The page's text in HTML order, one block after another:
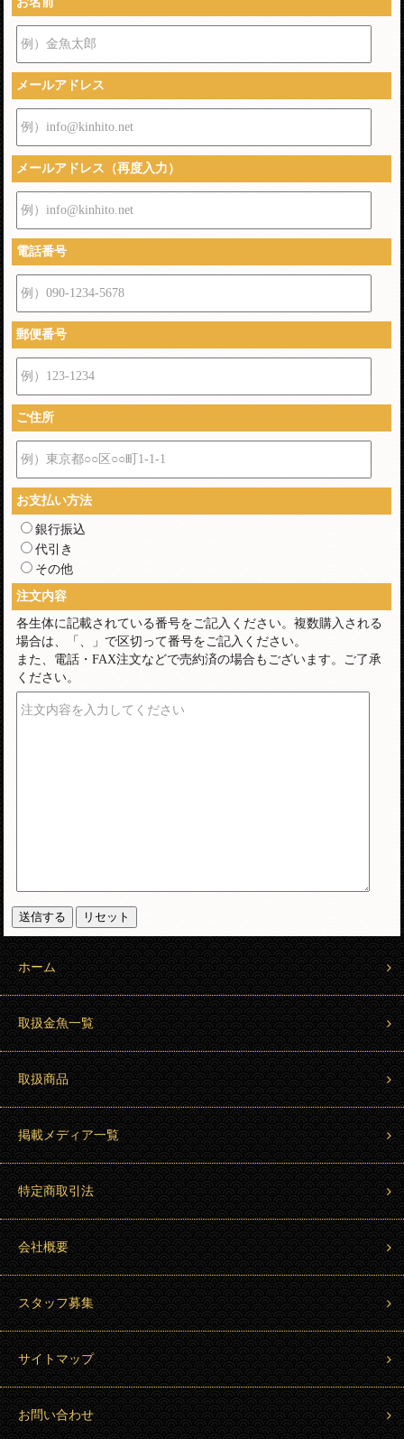
例）金魚太郎
メールアドレス
例）info@kinhito.net
メールアドレス（再度入力）
例）info@kinhito.net
電話番号
例）090-1234-5678
郵便番号
例）123-1234
ご住所
例）東京都○○区○○町1-1-1
お支払い方法
銀行振込
代引き
その他
注文内容
各生体に記載されている番号をご記入ください。複数購入される
場合は、「、」で区切って番号をご記入ください。
また、電話・FAX注文などで売約済の場合もございます。ご了承
ください。
注文内容を入力してください
ホーム
取扱金魚一覧
取扱商品
掲載メディア一覧
特定商取引法
会社概要
スタッフ募集
サイトマップ
お問い合わせ